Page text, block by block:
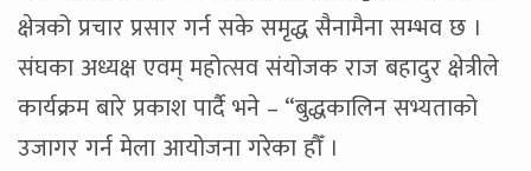
क्षेत्रको प्रचार प्रसार गर्न सके समृद्ध सैनामैना सम्भव छ ।
संघका अध्यक्ष एवम् महोत्सव संयोजक राज बहादुर क्षेत्रीले
कार्यक्रम बारे प्रकाश पार्दै भने – “बुद्धकालिन सभ्यताको
उजागर गर्न मेला आयोजना गरेका हौँ ।